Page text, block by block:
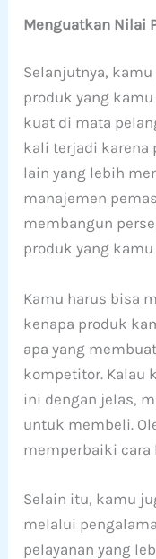
Menguatkan Nilai
Selanjutnya,
produk yang
kuat di mata
kali terjadi karena
lain yang lebih
manajemen
membangun
produk yang
Kamu harus bisa
kenapa produk
apa yang
kompetitor. Kalau
ini dengan jelas,
untuk membeli.
memperbaiki
Selain itu, kamu
melalui
pelayanan yang